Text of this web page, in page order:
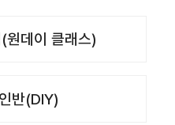
원데이 클래스)
반(DIY)